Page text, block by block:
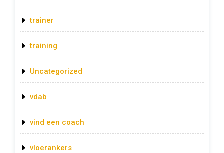
trainer
training
Uncategorized
vdab
vind een coach
vloerankers